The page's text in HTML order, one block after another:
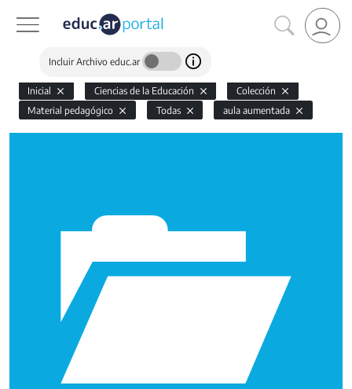
Incluir Archivo educ.ar
Inicial Ciencias de la Educación
Colección
Material pedagógico
Todas aula aumentada